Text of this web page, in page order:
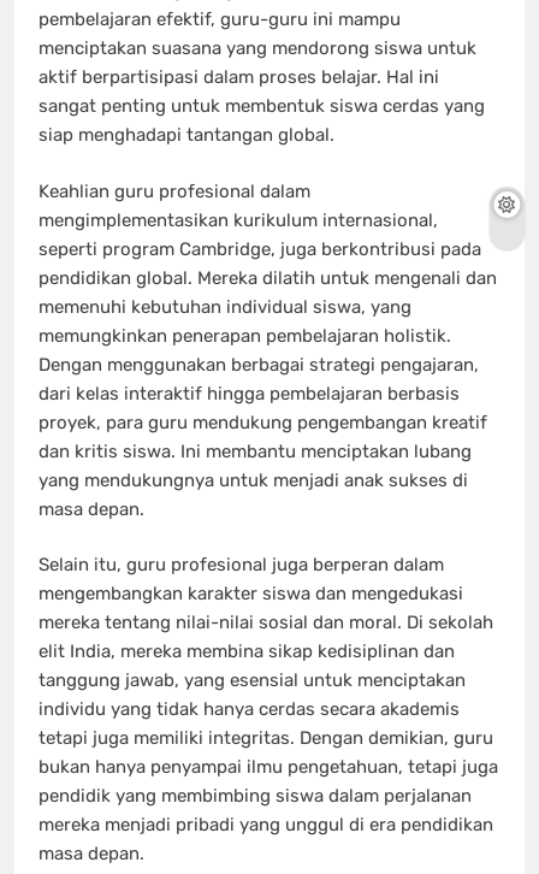
pembelajaran efektif, guru-guru ini mampu
menciptakan suasana yang mendorong siswa untuk
aktif berpartisipasi dalam proses belajar. Hal ini
sangat penting untuk membentuk siswa cerdas yang
siap menghadapi tantangan global.
Keahlian guru profesional dalam
mengimplementasikan kurikulum internasional,
seperti program Cambridge, juga berkontribusi pada
pendidikan global. Mereka dilatih untuk mengenali dan
memenuhi kebutuhan individual siswa, yang
memungkinkan penerapan pembelajaran holistik.
Dengan menggunakan berbagai strategi pengajaran,
dari kelas interaktif hingga pembelajaran berbasis
proyek, para guru mendukung pengembangan kreatif
dan kritis siswa. Ini membantu menciptakan lubang
yang mendukungnya untuk menjadi anak sukses di
masa depan.
Selain itu, guru profesional juga berperan dalam
mengembangkan karakter siswa dan mengedukasi
mereka tentang nilai-nilai sosial dan moral. Di sekolah
elit India, mereka membina sikap kedisiplinan dan
tanggung jawab, yang esensial untuk menciptakan
individu yang tidak hanya cerdas secara akademis
tetapi juga memiliki integritas. Dengan demikian, guru
bukan hanya penyampai ilmu pengetahuan, tetapi juga
pendidik yang membimbing siswa dalam perjalanan
mereka menjadi pribadi yang unggul di era pendidikan
masa depan.